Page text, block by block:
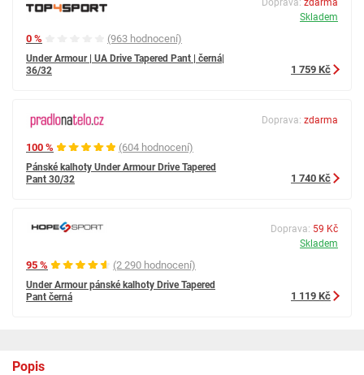
0 % (963 hodnocení)
Under Armour | UA Drive Tapered Pant | černá|
36/32
Doprava: zdarma
Skladem
1 759 Kč
100 % (604 hodnocení)
Pánské kalhoty Under Armour Drive Tapered
Pant 30/32
Doprava: zdarma
1 740 Kč
95 % (2 290 hodnocení)
Under Armour pánské kalhoty Drive Tapered
Pant černá
Doprava: 59 Kč
Skladem
1 119 Kč
Popis